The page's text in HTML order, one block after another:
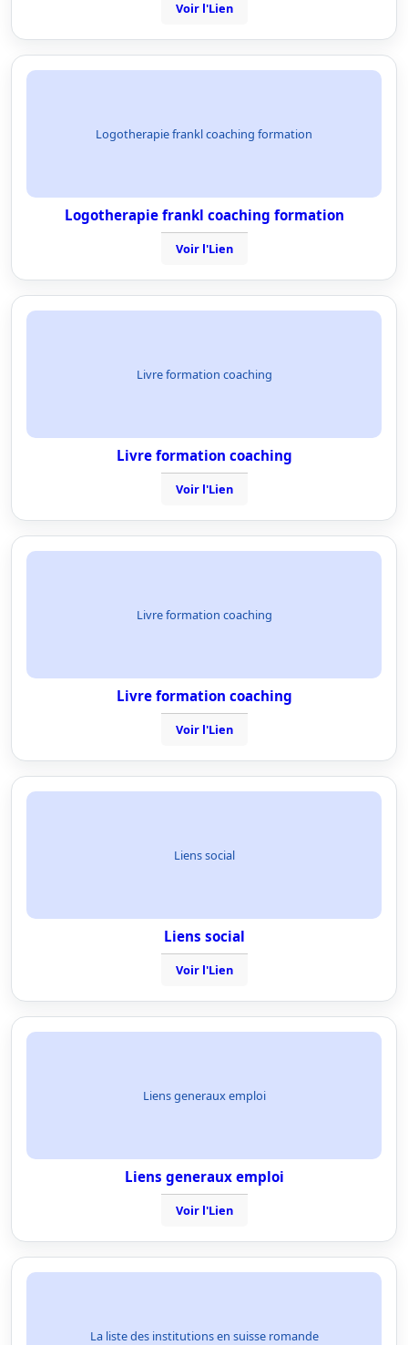
Voir l'Lien
Logotherapie frankl coaching formation
Logotherapie frankl coaching formation
Voir l'Lien
Livre formation coaching
Livre formation coaching
Voir l'Lien
Livre formation coaching
Livre formation coaching
Voir l'Lien
Liens social
Liens social
Voir l'Lien
Liens generaux emploi
Liens generaux emploi
Voir l'Lien
La liste des institutions en suisse romande